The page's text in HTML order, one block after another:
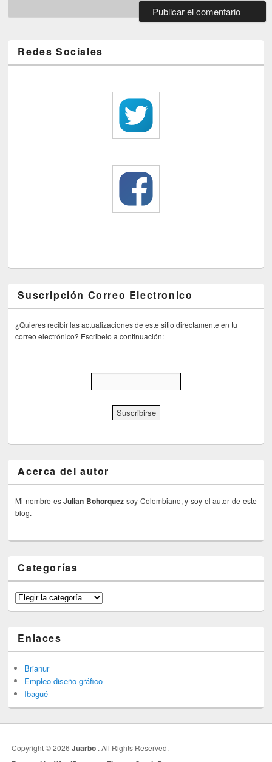
Redes Sociales
Suscripción Correo Electronico
¿Quieres recibir las actualizaciones de este sitio directamente en tu
correo electrónico? Escribelo a continuación:
Acerca del autor
Mi nombre esJulian Bohorquez soy Colombiano, y soy el autor de este
blog.
Categorías
Categorías
Enlaces
Brianur
Empleo diseño gráfico
Ibagué
Copyright © 2026Juarbo . All Rights Reserved.